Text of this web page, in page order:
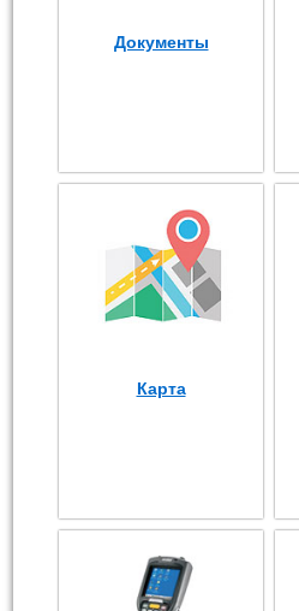
Документы
Карта